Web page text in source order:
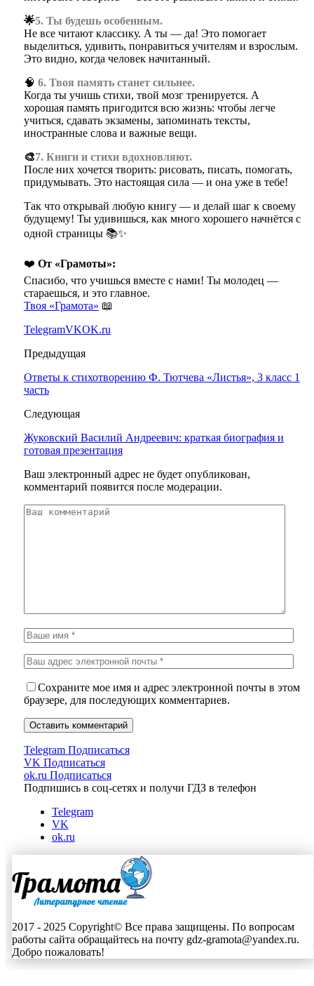
🌟5. Ты будешь особенным.
Не все читают классику. А ты — да! Это помогает
выделиться, удивить, понравиться учителям и взрослым.
Это видно, когда человек начитанный.
🧠 6. Твоя память станет сильнее.
Когда ты учишь стихи, твой мозг тренируется. А
хорошая память пригодится всю жизнь: чтобы легче
учиться, сдавать экзамены, запоминать тексты,
иностранные слова и важные вещи.
🎨7. Книги и стихи вдохновляют.
После них хочется творить: рисовать, писать, помогать,
придумывать. Это настоящая сила — и она уже в тебе!
Так что открывай любую книгу — и делай шаг к своему
будущему! Ты удивишься, как много хорошего начнётся с
одной страницы 📚✨
❤️ От «Грамоты»:
Спасибо, что учишься вместе с нами! Ты молодец —
стараешься, и это главное.
Твоя «Грамота» 📖
TelegramVKOK.ru
Предыдущая
Ответы к стихотворению Ф. Тютчева «Листья», 3 класс 1
часть
Следующая
Жуковский Василий Андреевич: краткая биография и
готовая презентация
Ваш электронный адрес не будет опубликован,
комментарий появится после модерации.
Сохраните мое имя и адрес электронной почты в этом
браузере, для последующих комментариев.
Telegram Подписаться
VK Подписаться
ok.ru Подписаться
Подпишись в соц-сетях и получи ГДЗ в телефон
Telegram
VK
ok.ru
2017 - 2025 Copyright© Все права защищены. По вопросам
работы сайта обращайтесь на почту gdz-gramota@yandex.ru.
Добро пожаловать!